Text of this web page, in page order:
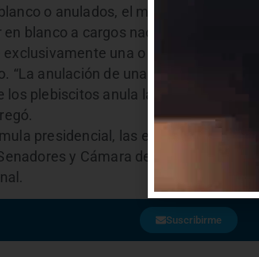
o anulados, el ministro explicó
blanco a cargos nacionales y votar
una o las dos
“La anulación de una hoja de votación
los plebiscitos anula la totalidad del
presidencial, las elecciones
y Cámara de Diputados), de
Suscribirme